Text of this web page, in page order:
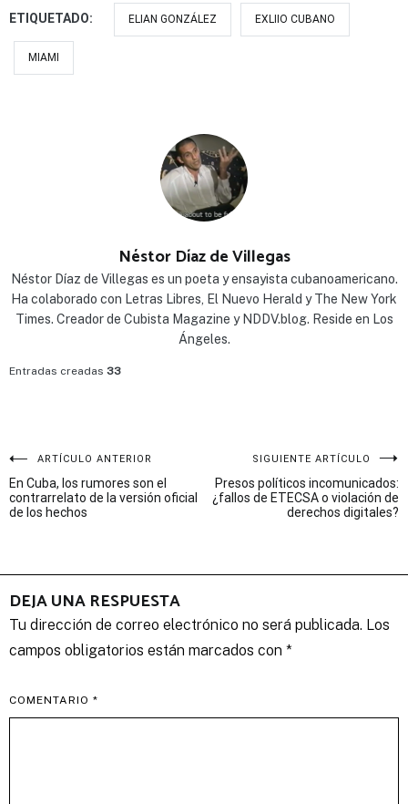
ETIQUETADO: ELIAN GONZÁLEZ EXLIIO CUBANO
MIAMI
Néstor Díaz de Villegas
Néstor Díaz de Villegas es un poeta y ensayista cubanoamericano.
Ha colaborado con Letras Libres, El Nuevo Herald y The New York
Times. Creador de Cubista Magazine y NDDV.blog. Reside en Los
Ángeles.
Entradas creadas 33
Navegación
de
ARTÍCULO ANTERIOR
En Cuba, los rumores son el
contrarrelato de la versión oficial
de los hechos
SIGUIENTE ARTÍCULO
Presos políticos incomunicados:
¿fallos de ETECSA o violación de
derechos digitales?
DEJA UNA RESPUESTA
Tu dirección de correo electrónico no será publicada. Los
campos obligatorios están marcados con *
COMENTARIO *